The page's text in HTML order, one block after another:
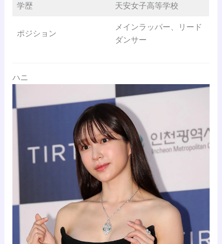
学歴 天安女子高等学校
ポジション
メインラッパー、リード
ダンサー
ハニ